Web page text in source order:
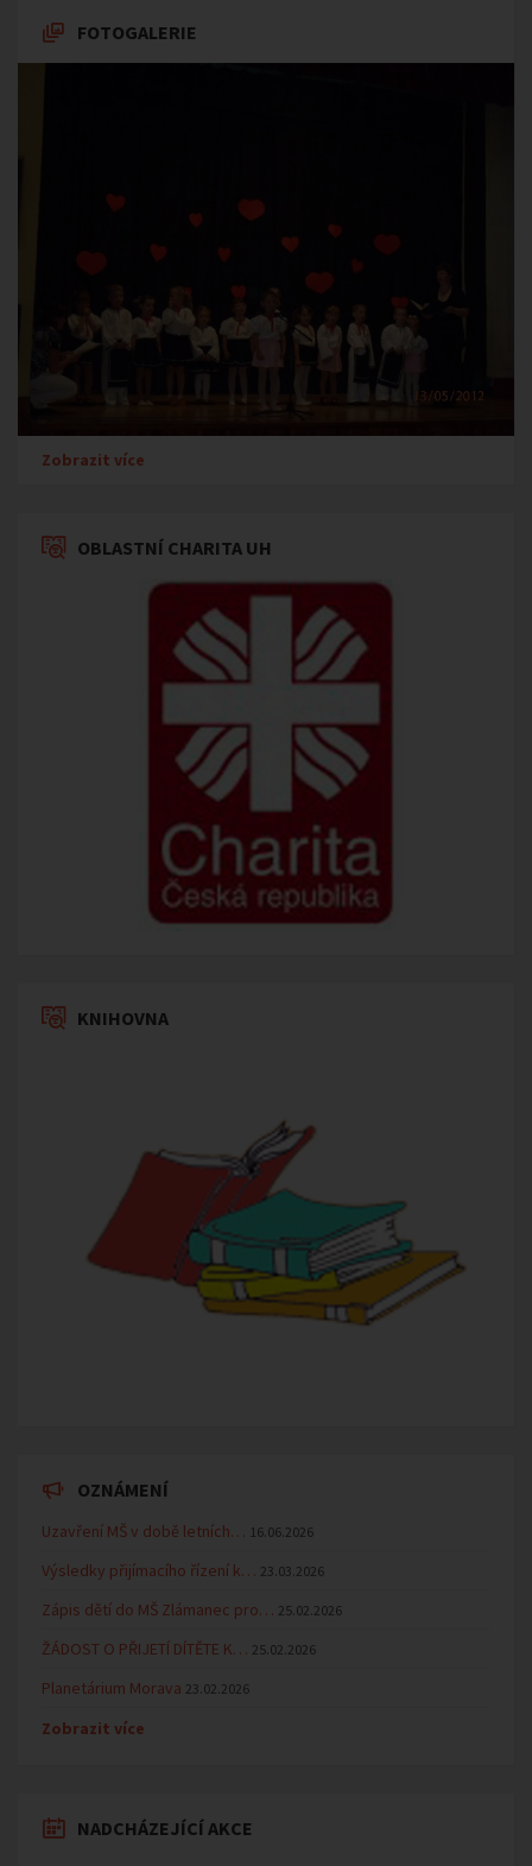
FOTOGALERIE
Zobrazit více
OBLASTNÍ CHARITA UH
KNIHOVNA
OZNÁMENÍ
Uzavření MŠ v době letních… 16.06.2026
Výsledky přijímacího řízení k… 23.03.2026
Zápis dětí do MŠ Zlámanec pro… 25.02.2026
ŽÁDOST O PŘIJETÍ DÍTĚTE K… 25.02.2026
Planetárium Morava 23.02.2026
Zobrazit více
NADCHÁZEJÍCÍ AKCE